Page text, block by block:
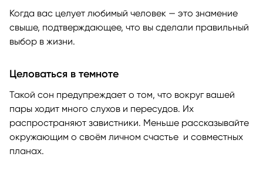
Когда вас целует любимый человек — это знамение
свыше, подтверждающее, что вы сделали правильный
выбор в жизни.
Целоваться в темноте
Такой сон предупреждает о том, что вокруг вашей
пары ходит много слухов и пересудов. Их
распространяют завистники. Меньше рассказывайте
окружающим о своём личном счастье и совместных
планах.